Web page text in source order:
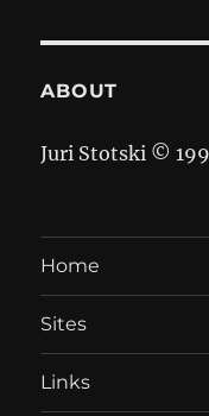
ABOUT
Juri Stotski ©
Home
Sites
Links